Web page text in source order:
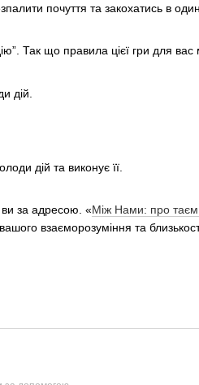
почуття та закохатись в
Так що правила цієї гри для
дій.
дій та виконує її.
ви за адресою. «Між Нами: про
взаєморозуміння та